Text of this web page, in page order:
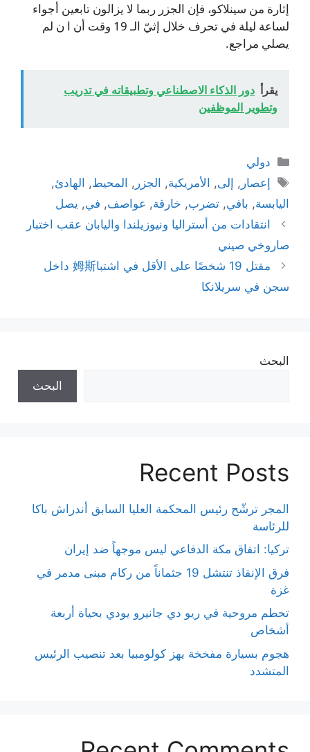
إثارة من سينلاكو، فإن الجزر ربما لا يزالون تابعين أجواء
لساعة ليلة في تحرف خلال إثيّ الـ 19 وقت أن ا ن لم
يصلي مراجع.
يقرأ دور الذكاء الاصطناعي وتطبيقاته في تدريب
وتطوير الموظفين
التصنيفات
دولي
الوسوم
إعصار , إلى, الأمريكية, الجزر , المحيط, الهادئ,
اليابسة, بافي, تضرب, خارقة, عواصف, في, يصل
انتقادات من أستراليا ونيوزيلندا واليابان عقب اختبار
صاروخي صيني
مقتل 19 شخصًا على الأقل في اشتبا姆斯 داخل
سجن في سريلانكا
البحث
البحث
Recent Posts
المجر ترشّح رئيس المحكمة العليا السابق أندراش باكا
للرئاسة
تركيا: اتفاق مكة الدفاعي ليس موجهاً ضد إيران
فرق الإنقاذ تنتشل 19 جثماناً من ركام مبنى مدمر في
غزة
تحطم مروحية في ريو دي جانيرو يودي بحياة أربعة
أشخاص
هجوم بسيارة مفخخة يهز كولومبيا بعد تنصيب الرئيس
المتشدد